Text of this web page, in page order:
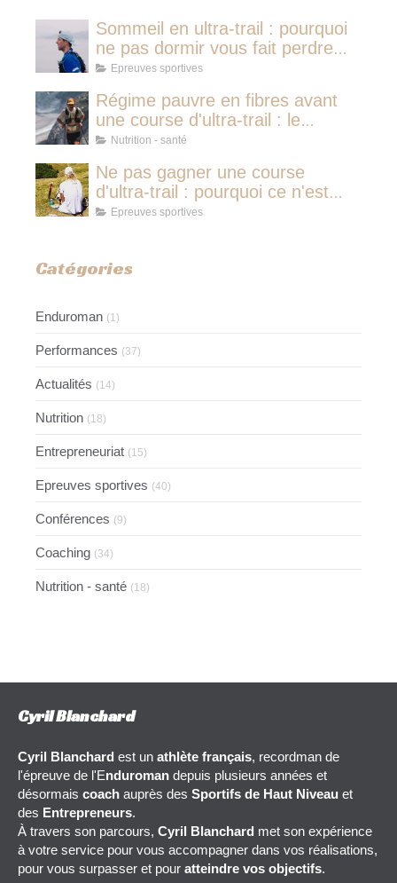
Sommeil en ultra-trail : pourquoi
ne pas dormir vous fait perdre
plus de temps qu'une micro-
Epreuves sportives
Régime pauvre en fibres avant
une course d'ultra-trail : le
protocole nutritionnel des
Nutrition - santé
Ne pas gagner une course
d'ultra-trail : pourquoi ce n'est
jamais avoir couru pour rien
Epreuves sportives
Catégories
Enduroman (1)
Performances (37)
Actualités (14)
Nutrition (18)
Entrepreneuriat (15)
Epreuves sportives (40)
Conférences (9)
Coaching (34)
Nutrition - santé (18)
Cyril Blanchard
Cyril Blanchard est un athlète français, recordman de
l'épreuve de l'Enduroman depuis plusieurs années et
désormais coach auprès des Sportifs de Haut Niveau et
des Entrepreneurs.
À travers son parcours, Cyril Blanchard met son expérience
à votre service pour vous accompagner dans vos réalisations,
pour vous surpasser et pour atteindre vos objectifs.